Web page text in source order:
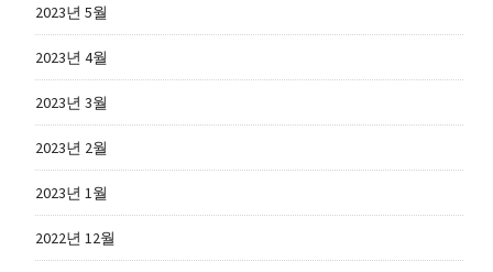
2023년 5월
2023년 4월
2023년 3월
2023년 2월
2023년 1월
2022년 12월